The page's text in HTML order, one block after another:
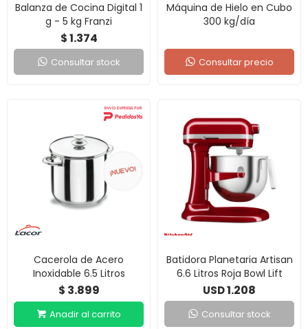
Balanza de Cocina Digital 1
g - 5 kg Franzi
$1.374
Consultar stock
Máquina de Hielo en Cubo
300 kg/día
Consultar precio
Cacerola de Acero
Inoxidable 6.5 Litros
$ 3.899
Batidora Planetaria Artisan
6.6 Litros Roja Bowl Lift
USD1.208
Consultar stock